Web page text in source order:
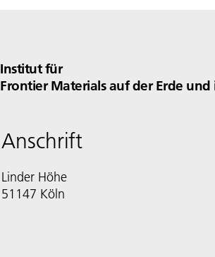
Institut für
Frontier Materials auf der Erde
Anschrift
Linder Höhe
51147 Köln